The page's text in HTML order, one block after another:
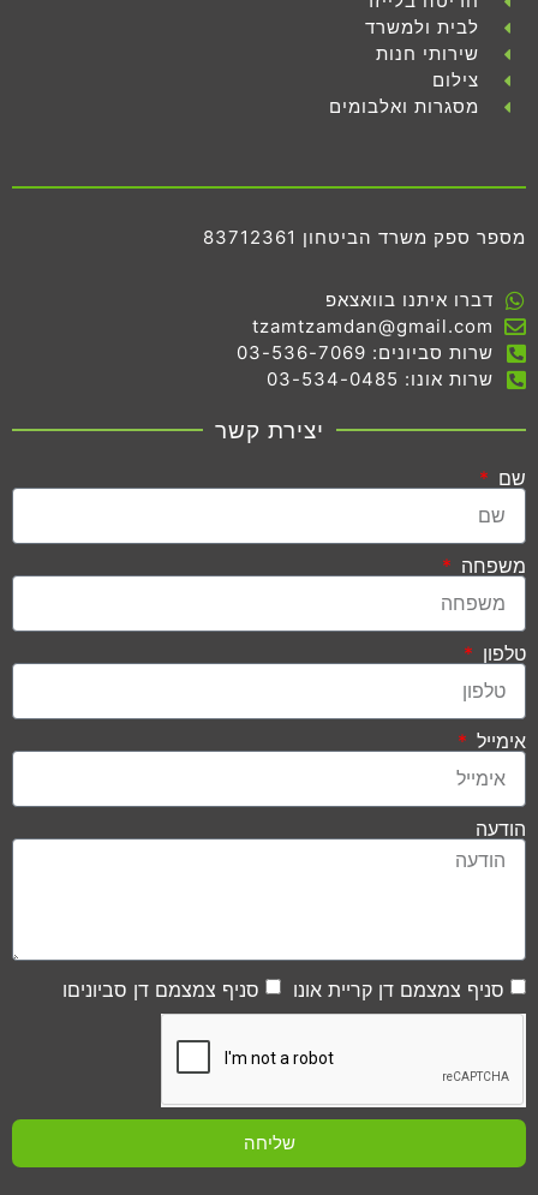
לבית ולמשרד
שירותי חנות
צילום
מסגרות ואלבומים
מספר ספק משרד הביטחון 83712361
דברו איתנו בוואצאפ
tzamtzamdan@gmail.com
שרות סביונים: 03-536-7069
שרות אונו: 03-534-0485
יצירת קשר
שם
משפחה
טלפון
אימייל
הודעה
סניף צמצמם דן קריית אונו סניף צמצמם דן סביוניםו
שליחה